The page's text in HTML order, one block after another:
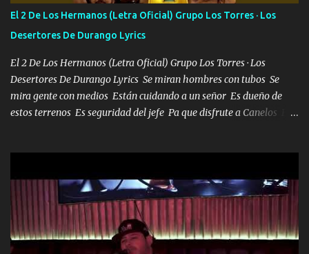
tirante andamos mi carnal atento a cualquier necesidad no porque
se ve limpio el camino nos confiamos al andar y nunca con la
misma piedra me vuelvo a tropezar Cuando ando de enamorado
en corto me tiró a per...
El 2 De Los Hermanos (Letra Oficial) Grupo Los Torres · Los
Desertores De Durango Lyrics
El 2 De Los Hermanos (Letra Oficial) Grupo Los Torres · Los
Desertores De Durango Lyrics Se miran hombres con tubos Se
mira gente con medios Están cuidando a un señor Es dueño de
estos terrenos Es seguridad del jefe Pa que disfrute a Canelos Es
ni tampoco las mujeres porque es platica de grandes por eso hay
que estar alegres doy las instrucciones para atender los deberes
Música Si es que salta algún problema de confianza tengo gente
ahí está el Hombre Cuarenta y también Pariente 7 arreglan
cualquier problema no más es cuestión que ordené NOS HACE